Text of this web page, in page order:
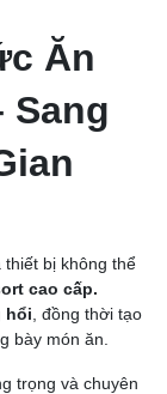
Ăn
Sang
thiết bị không thể
cao cấp.
hổi , đồng thời tạo
bày món ăn.
trọng và chuyên